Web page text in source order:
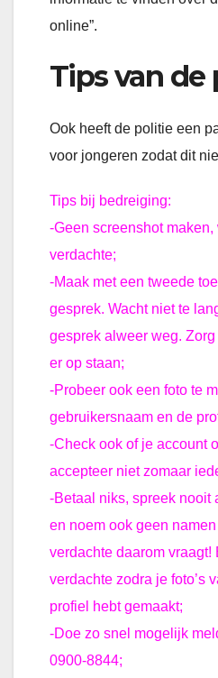
online”.
Tips van de
Ook heeft de politie een
voor jongeren zodat dit
Tips bij bedreiging:
-Geen screenshot
verdachte;
-Maak met een tweede
gesprek. Wacht niet te
gesprek alweer weg.
er op staan;
-Probeer ook een foto te
gebruikersnaam en de
-Check ook of je account
accepteer niet zomaar
-Betaal niks, spreek nooit
en noem ook geen
verdachte daarom vraagt!
verdachte zodra je foto’s
profiel hebt gemaakt;
-Doe zo snel mogelijk
0900-8844;